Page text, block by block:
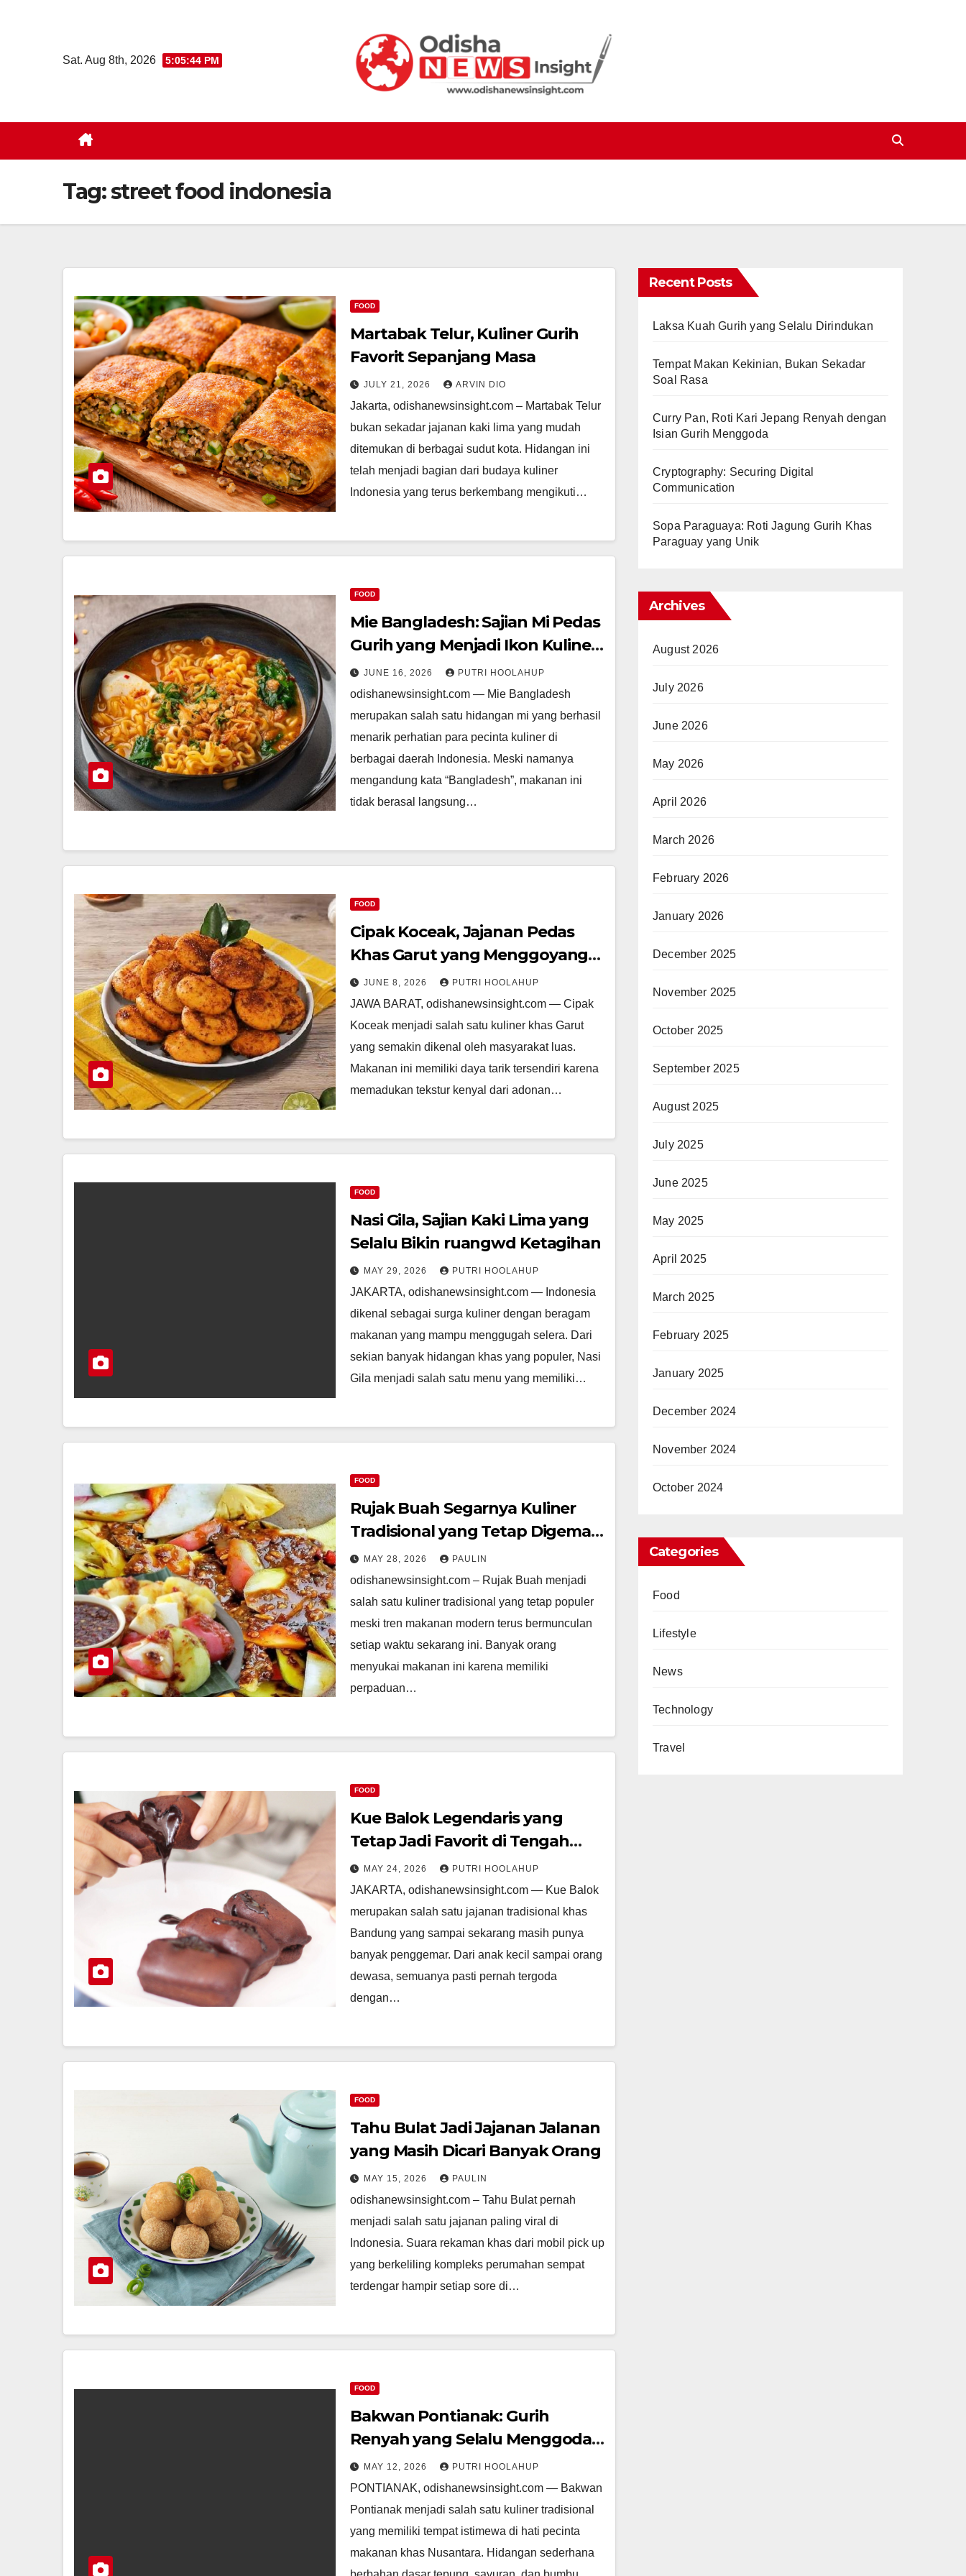
Sat. Aug 8th, 2026 5:05:46 PM
Tag:street food indonesia
FOOD
Martabak Telur, Kuliner Gurih
Favorit Sepanjang Masa
JULY 21, 2026 ARVIN DIO
Jakarta, odishanewsinsight.com – Martabak Telur
bukan sekadar jajanan kaki lima yang mudah
ditemukan di berbagai sudut kota. Hidangan ini
telah menjadi bagian dari budaya kuliner
Indonesia yang terus berkembang mengikuti…
FOOD
Mie Bangladesh: Sajian Mi Pedas
Gurih yang Menjadi Ikon Kuliner
Malam Hari
JUNE 16, 2026 PUTRI HOOLAHUP
odishanewsinsight.com — Mie Bangladesh
merupakan salah satu hidangan mi yang berhasil
menarik perhatian para pecinta kuliner di
berbagai daerah Indonesia. Meski namanya
mengandung kata “Bangladesh”, makanan ini
tidak berasal langsung…
FOOD
Cipak Koceak, Jajanan Pedas
Khas Garut yang Menggoyang
Lidah Pecinta Kuliner
JUNE 8, 2026 PUTRI HOOLAHUP
JAWA BARAT, odishanewsinsight.com — Cipak
Koceak menjadi salah satu kuliner khas Garut
yang semakin dikenal oleh masyarakat luas.
Makanan ini memiliki daya tarik tersendiri karena
memadukan tekstur kenyal dari adonan…
FOOD
Nasi Gila, Sajian Kaki Lima yang
Selalu Bikin ruangwd Ketagihan
MAY 29, 2026 PUTRI HOOLAHUP
JAKARTA, odishanewsinsight.com — Indonesia
dikenal sebagai surga kuliner dengan beragam
makanan yang mampu menggugah selera. Dari
sekian banyak hidangan khas yang populer, Nasi
Gila menjadi salah satu menu yang memiliki…
FOOD
Rujak Buah Segarnya Kuliner
Tradisional yang Tetap Digemari
Banyak Orang
MAY 28, 2026 PAULIN
odishanewsinsight.com – Rujak Buah menjadi
salah satu kuliner tradisional yang tetap populer
meski tren makanan modern terus bermunculan
setiap waktu sekarang ini. Banyak orang
menyukai makanan ini karena memiliki
perpaduan…
FOOD
Kue Balok Legendaris yang
Tetap Jadi Favorit di Tengah
Tren Kuliner
MAY 24, 2026 PUTRI HOOLAHUP
JAKARTA, odishanewsinsight.com — Kue Balok
merupakan salah satu jajanan tradisional khas
Bandung yang sampai sekarang masih punya
banyak penggemar. Dari anak kecil sampai orang
dewasa, semuanya pasti pernah tergoda
dengan…
FOOD
Tahu Bulat Jadi Jajanan Jalanan
yang Masih Dicari Banyak Orang
MAY 15, 2026 PAULIN
odishanewsinsight.com – Tahu Bulat pernah
menjadi salah satu jajanan paling viral di
Indonesia. Suara rekaman khas dari mobil pick up
yang berkeliling kompleks perumahan sempat
terdengar hampir setiap sore di…
FOOD
Bakwan Pontianak: Gurih
Renyah yang Selalu Menggoda
situstoto
MAY 12, 2026 PUTRI HOOLAHUP
PONTIANAK, odishanewsinsight.com — Bakwan
Pontianak menjadi salah satu kuliner tradisional
yang memiliki tempat istimewa di hati pecinta
makanan khas Nusantara. Hidangan sederhana
Recent Posts
Laksa Kuah Gurih yang Selalu Dirindukan
Tempat Makan Kekinian, Bukan Sekadar
Soal Rasa
Curry Pan, Roti Kari Jepang Renyah dengan
Isian Gurih Menggoda
Cryptography: Securing Digital
Communication
Sopa Paraguaya: Roti Jagung Gurih Khas
Paraguay yang Unik
Archives
August 2026
July 2026
June 2026
May 2026
April 2026
March 2026
February 2026
January 2026
December 2025
November 2025
October 2025
September 2025
August 2025
July 2025
June 2025
May 2025
April 2025
March 2025
February 2025
January 2025
December 2024
November 2024
October 2024
Categories
Food
Lifestyle
News
Technology
Travel